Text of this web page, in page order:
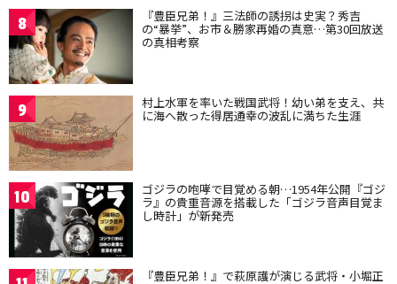
8 『豊臣兄弟！』三法師の誘拐は史実？秀吉
の“暴挙”、お市＆勝家再婚の真意…第30回放送
の真相考察
9 村上水軍を率いた戦国武将！幼い弟を支え、共
に海へ散った得居通幸の波乱に満ちた生涯
10 ゴジラの咆哮で目覚める朝…1954年公開『ゴジ
ラ』の貴重音源を搭載した「ゴジラ音声目覚ま
し時計」が新発売
『豊臣兄弟！』で萩原護が演じる武将・小堀正